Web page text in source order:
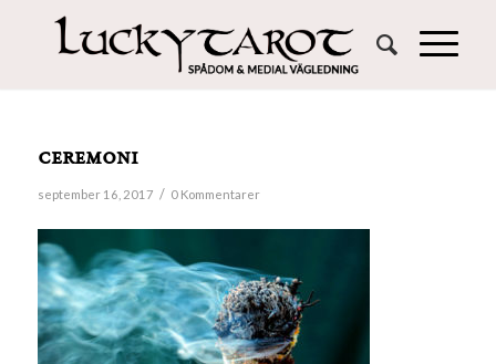
ceremoni
september 16, 2017 / 0 Kommentarer